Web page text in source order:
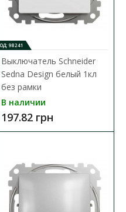
одной групп..
98241
Выключатель Schneider
Sedna Design белый 1кл
без рамки
В наличии
197.82 грн